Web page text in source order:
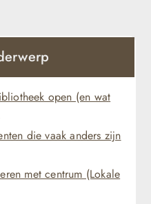
open (en wat
die vaak anders zijn
met centrum (Lokale